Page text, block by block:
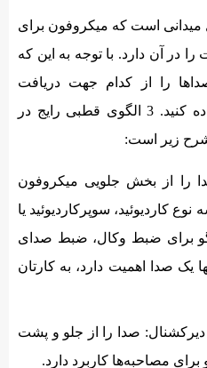
است که میکروفون برای
در آن دارد. با توجه به این که
را از کدام جهت دریافت
می‌کند، می‌توانید از آنها استفاده کنید. 3 الگوی قطبی رایج در
شرح زیر است:
را از بخش جلویی میکروفون
کاردیوئید، سوپرکاردیوئید یا
الگو برای ضبط وکال، ضبط صدای
یک صدا اهمیت دارد، به کارتان
دیرکشنال: صدا را از جلو و پشت
مصاحبه‌ها کاربرد دارد.